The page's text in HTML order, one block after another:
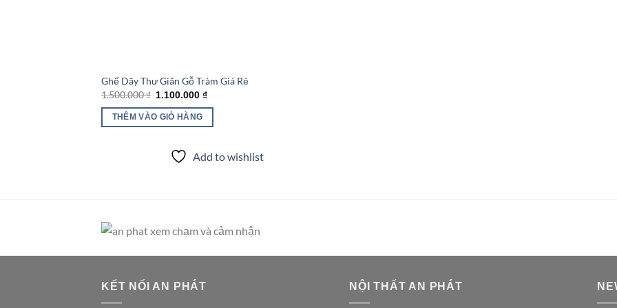
Ghế Dây Thư Giãn Gỗ Tràm Giá Rẻ
1.500.000₫ Giá
là:
1.500.000 ₫.
1.100.000₫Giá
THÊM VÀO GIỎ HÀNG
Add to wishlist
KẾT NỐI AN PHÁT NỘI THẤT AN PHÁT